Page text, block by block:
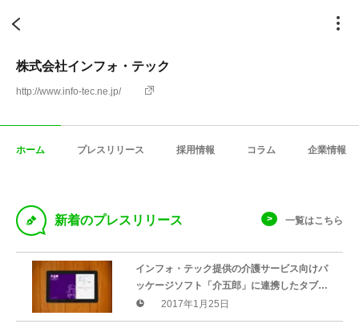
株式会社インフォ・テック
http://www.info-tec.ne.jp/
ホーム プレスリリース 採用情報 コラム 企業情報
D 新着のプレスリリース 一覧はこちら
インフォ・テック提供の介護サービス向けパ
ッケージソフト「介五郎」に連携したタブレ
ット用アプリに新しいラインナップ「訪問看
護」「通所介護」1月25日リリース
2017年1月25日